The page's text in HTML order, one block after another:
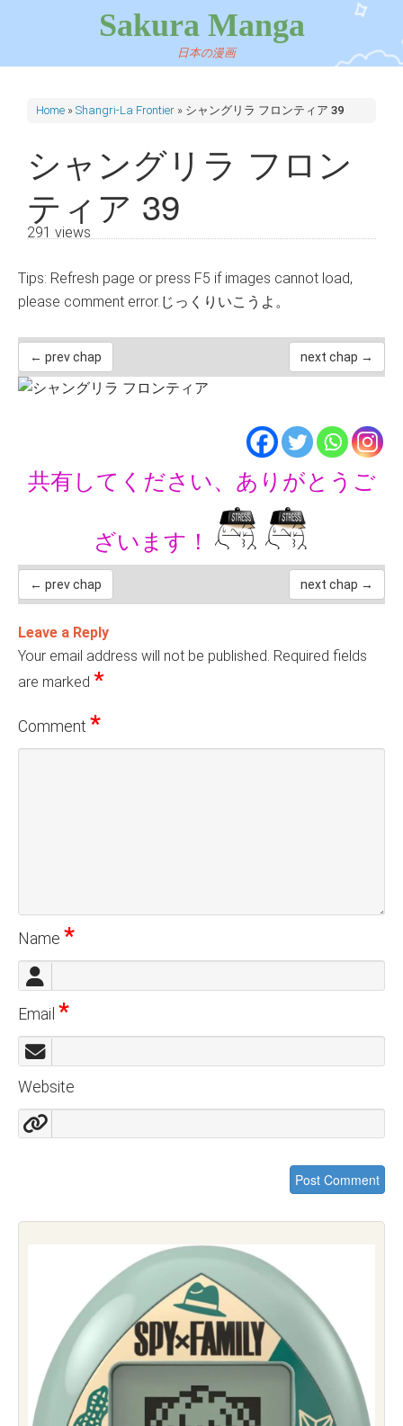
Sakura Manga
日本の漫画
Home » Shangri-La Frontier » シャングリラ フロンティア 39
シャングリラ フロン
ティア 39
291 views
Tips: Refresh page or press F5 if images cannot load,
please comment error.じっくりいこうよ。
← prev chap next chap →
共有してください、ありがとうご
ざいます！
← prev chap next chap →
Leave a Reply
Your email address will not be published. Required fields
are marked *
Comment *
Name *
Email *
Website